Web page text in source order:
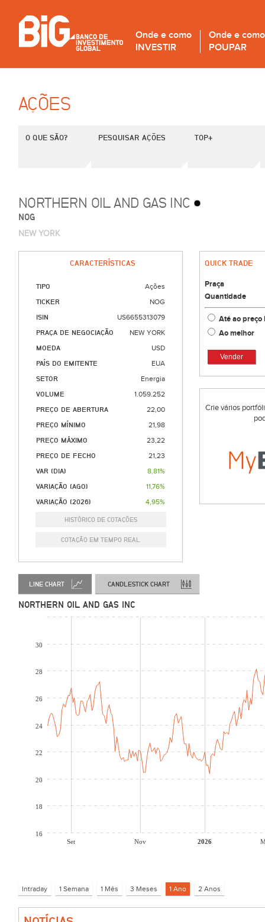
Onde e como
INVESTIR
Onde e como
POUPAR
AÇÕES
O QUE SÃO? PESQUISAR AÇÕES TOP+
NORTHERN OIL AND GAS INC
NOG
NEW YORK
CARACTERÍSTICAS
TIPO Ações
TICKER NOG
ISIN US6655313079
PRAÇA DE NEGOCIAÇÃO NEW YORK
MOEDA USD
PAÍS DO EMITENTE EUA
SETOR Energia
VOLUME 1.059.252
PREÇO DE ABERTURA 22,00
PREÇO MÍNIMO 21,98
PREÇO MÁXIMO 23,22
PREÇO DE FECHO 21,23
VAR (DIA) 8,81%
VARIAÇÃO (AGO) 11,76%
VARIAÇÃO (2026) 4,95%
HISTÓRICO DE COTAÇÕES
COTAÇÃO EM TEMPO REAL
QUICK TRADE
Praça
Quantidade
Até ao
Ao melhor
Vender
Crie vários
LINE CHART CANDLESTICK CHART
NORTHERN OIL AND GAS INC
Set Nov 2026
16
18
20
22
24
26
28
30